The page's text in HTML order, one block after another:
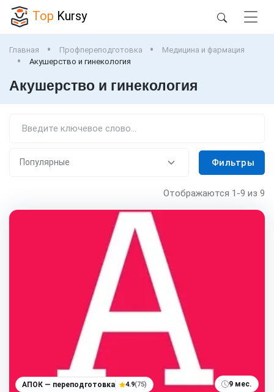
Top Kursy
Главная Профпереподготовка
Медицина и фармация
Акушерство и гинекология
Акушерство и гинекология
Фильтры
Отображаются 1-9 из 9
АПОК — переподготовка 4.9(75) 9 мес.